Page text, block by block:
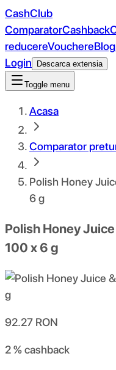
CashClub
ComparatorCashback
reducereVouchereBlog
Login
Descarca extensia
Toggle menu
Acasa
Comparator
Polish Honey
6 g
Polish Honey
100 x 6 g
92.27 RON
2 %cashback